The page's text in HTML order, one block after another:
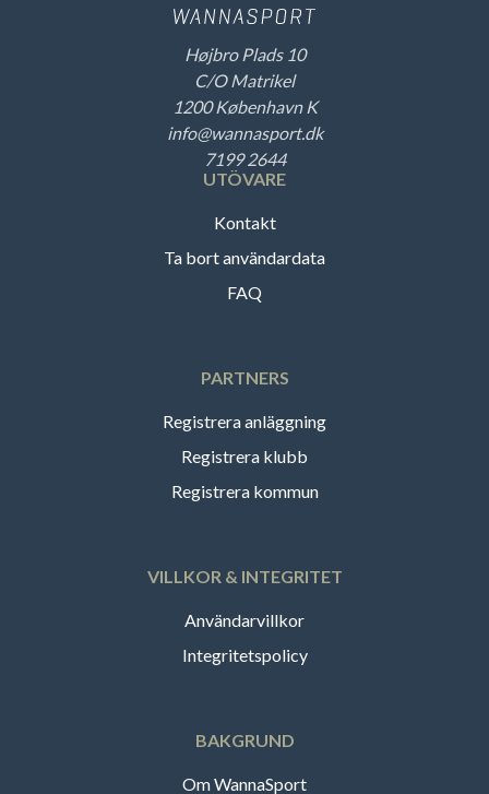
Højbro Plads 10
C/O Matrikel
1200 København K
info@wannasport.dk
7199 2644
UTÖVARE
Kontakt
Ta bort användardata
FAQ
PARTNERS
Registrera anläggning
Registrera klubb
Registrera kommun
VILLKOR & INTEGRITET
Användarvillkor
Integritetspolicy
BAKGRUND
Om WannaSport